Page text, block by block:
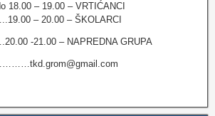
18.00 – 19.00 – VRTIĆANCI
– 20.00 – ŠKOLARCI
-21.00 – NAPREDNA GRUPA